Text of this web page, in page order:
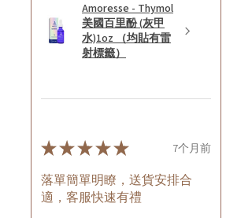
Amoresse - Thymol
美國百里酚 (灰甲
水)1oz （均貼有雷
射標籤）
★★★★★ 7个月前
落單簡單明瞭，送貨安排合
適，客服快速有禮